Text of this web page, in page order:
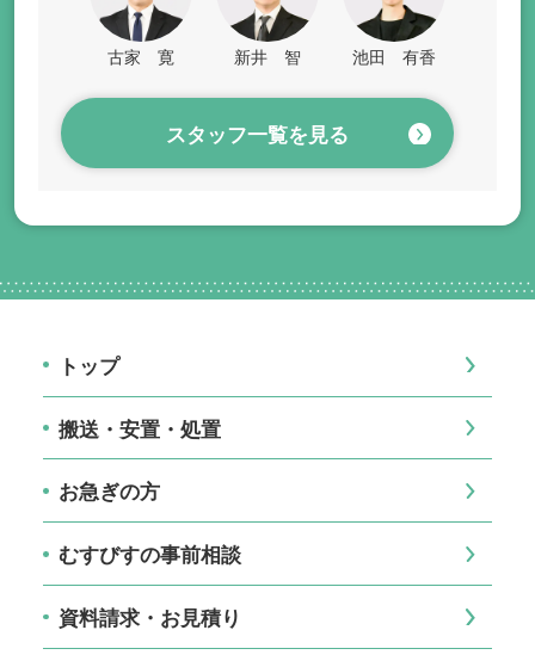
古家 寛 新井 智 池田 有香
スタッフ一覧を見る
トップ
搬送・安置・処置
お急ぎの方
むすびすの事前相談
資料請求・お見積り